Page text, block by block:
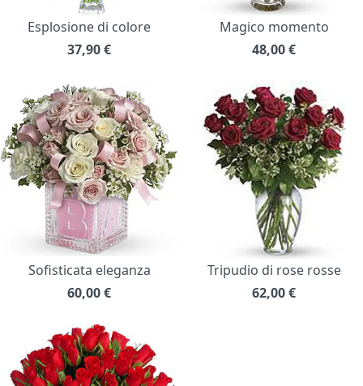
Esplosione di colore
37,90€
Magico momento
48,00€
Sofisticata eleganza
60,00€
Tripudio di rose rosse
62,00€